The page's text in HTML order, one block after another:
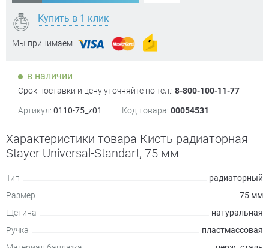
Купить в 1 клик
Мы принимаем
в наличии
Срок поставки и цену уточняйте по тел.: 8-800-100-11-77
Артикул: 0110-75_z01 Код товара: 00054531
Характеристики товара Кисть радиаторная
Stayer Universal-Standart, 75 мм
Тип
радиаторный
Размер
75 мм
Щетина
натуральная
Ручка
пластмассовая